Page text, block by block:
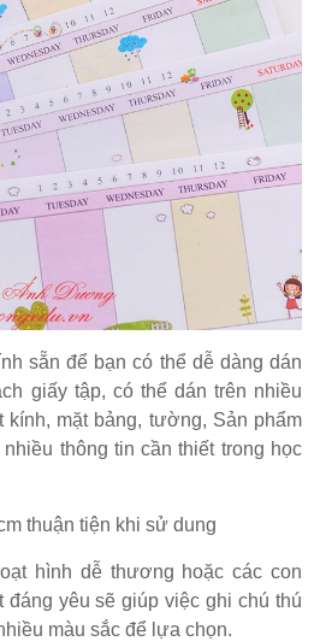
sẵn để bạn có thể dễ dàng dán
giấy tập, có thể dán trên nhiều
kính, mặt bảng, tường, Sản phẩm
thông tin cần thiết trong học
thuận tiện khi sử dung
hình dễ thương hoặc các con
yêu sẽ giúp việc ghi chú thú
màu sắc để lựa chọn.